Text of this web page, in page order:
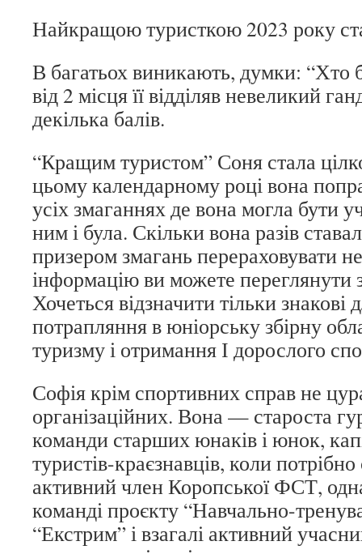
Найкращою туристкою 2023 року
В багатьох виникають, думки: “Хто
від 2 місця її відділяв невеликий
декілька балів.
“Кращим туристом” Соня стала
цьому календарному році вона
усіх змаганнях де вона могла бути
ним і була. Скільки вона разів
призером змагань перераховувати
інформацію ви можете
Хочеться відзначити тільки знакові
потрапляння в юніорську збірну
туризму і отримання І дорослого
Софія крім спортивних справ не
організаційних. Вона — староста
команди старших юнаків і юнок,
туристів-краєзнавців, коли
активний член Коропської ФСТ,
команді проєкту “Навчально-
“Екстрим” і взагалі активний